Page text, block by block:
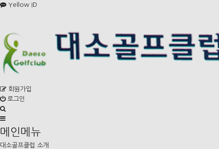
Yellow ID
회원가입
로그인
메인메뉴
대소골프클럽 소개